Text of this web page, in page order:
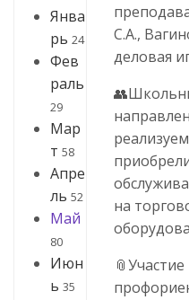
Янва
рь 24
Фев
раль
29
Мар
т 58
Апре
ль 52
Май
80
Июн
ь 35
С.А.,
деловая
на